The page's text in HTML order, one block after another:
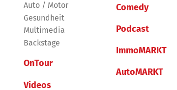
Auto / Motor
Gesundheit
Multimedia
Backstage
OnTour
Videos
Comedy
Podcast
ImmoMARKT
AutoMARKT